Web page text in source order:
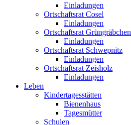
Einladungen
Ortschaftsrat Cosel
Einladungen
Ortschaftsrat Grüngräbchen
Einladungen
Ortschaftsrat Schwepnitz
Einladungen
Ortschaftsrat Zeisholz
Einladungen
Leben
Kindertagesstätten
Bienenhaus
Tagesmütter
Schulen